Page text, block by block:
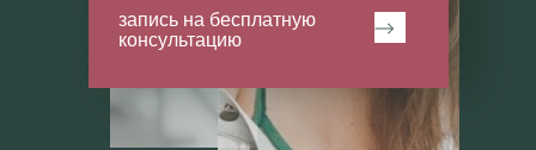
запись на бесплатную
консультацию